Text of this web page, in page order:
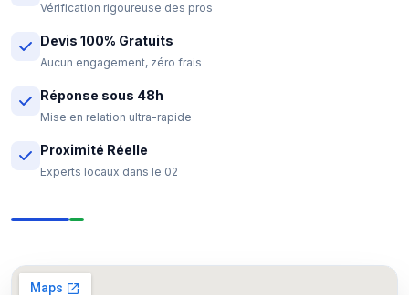
Vérification rigoureuse des pros
Devis 100% Gratuits
Aucun engagement, zéro frais
Réponse sous 48h
Mise en relation ultra-rapide
Proximité Réelle
Experts locaux dans le 02